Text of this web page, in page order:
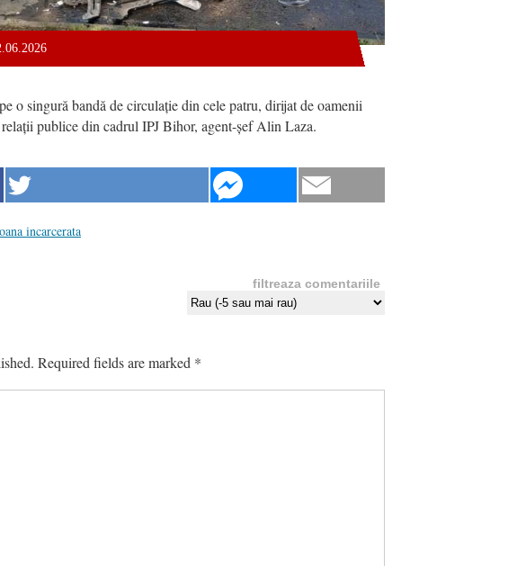
o singură bandă de circulație din cele patru, dirijat de oamenii
publice din cadrul IPJ Bihor, agent-șef Alin Laza.
incarcerata
filtreaza comentariile
Required fields are marked *